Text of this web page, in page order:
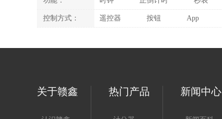
控制方式： 遥控器 按钮 App
关于赣鑫 热门产品 新闻中心